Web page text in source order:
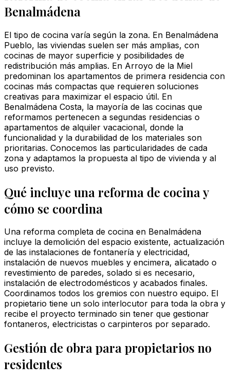
Benalmádena
El tipo de cocina varía según la zona. En Benalmádena
Pueblo, las viviendas suelen ser más amplias, con
cocinas de mayor superficie y posibilidades de
redistribución más amplias. En Arroyo de la Miel
predominan los apartamentos de primera residencia con
cocinas más compactas que requieren soluciones
creativas para maximizar el espacio útil. En
Benalmádena Costa, la mayoría de las cocinas que
reformamos pertenecen a segundas residencias o
apartamentos de alquiler vacacional, donde la
funcionalidad y la durabilidad de los materiales son
prioritarias. Conocemos las particularidades de cada
zona y adaptamos la propuesta al tipo de vivienda y al
uso previsto.
Qué incluye una reforma de cocina y
cómo se coordina
Una reforma completa de cocina en Benalmádena
incluye la demolición del espacio existente, actualización
de las instalaciones de fontanería y electricidad,
instalación de nuevos muebles y encimera, alicatado o
revestimiento de paredes, solado si es necesario,
instalación de electrodomésticos y acabados finales.
Coordinamos todos los gremios con nuestro equipo. El
propietario tiene un solo interlocutor para toda la obra y
recibe el proyecto terminado sin tener que gestionar
fontaneros, electricistas o carpinteros por separado.
Gestión de obra para propietarios no
residentes